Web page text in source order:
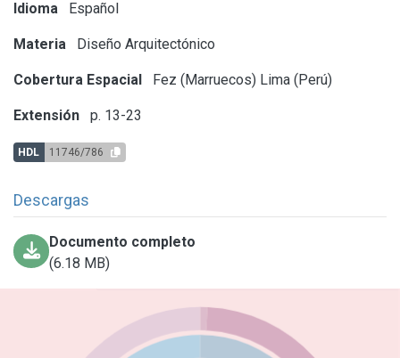
Idioma Español
Materia Diseño Arquitectónico
Cobertura Espacial Fez (Marruecos) Lima (Perú)
Extensión p. 13-23
HDL 11746/786
Descargas
Documento completo
(6.18 MB)